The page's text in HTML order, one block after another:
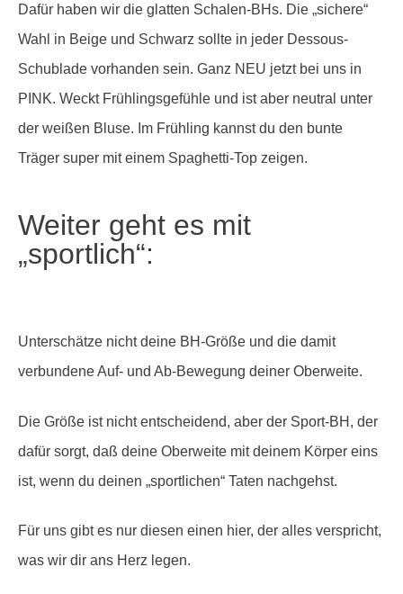
Dafür haben wir die glatten Schalen-BHs. Die „sichere“
Wahl in Beige und Schwarz sollte in jeder Dessous-
Schublade vorhanden sein. Ganz NEU jetzt bei uns in
PINK. Weckt Frühlingsgefühle und ist aber neutral unter
der weißen Bluse. Im Frühling kannst du den bunte
Träger super mit einem Spaghetti-Top zeigen.
Weiter geht es mit
„sportlich“:
Unterschätze nicht deine BH-Größe und die damit
verbundene Auf- und Ab-Bewegung deiner Oberweite.
Die Größe ist nicht entscheidend, aber der Sport-BH, der
dafür sorgt, daß deine Oberweite mit deinem Körper eins
ist, wenn du deinen „sportlichen“ Taten nachgehst.
Für uns gibt es nur diesen einen hier, der alles verspricht,
was wir dir ans Herz legen.